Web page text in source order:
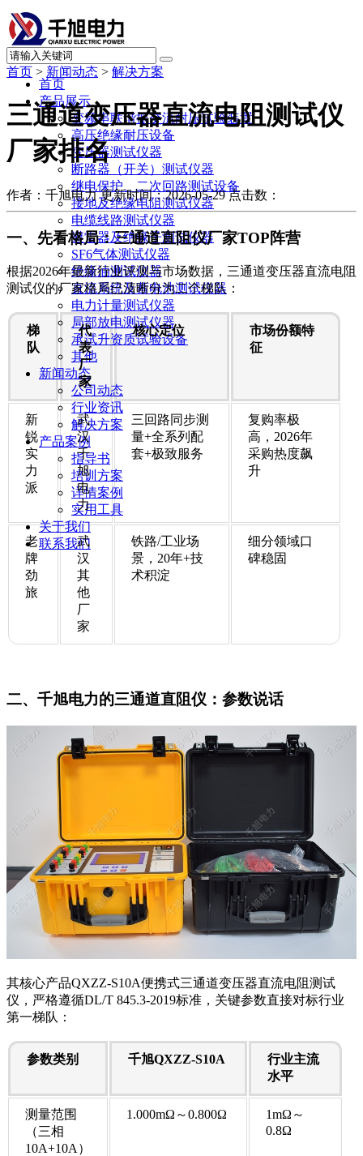
首页
产品展示
变频串联谐振交流耐压试验装置
高压绝缘耐压设备
变压器测试仪器
断路器（开关）测试仪器
继电保护、二次回路测试设备
接地及绝缘电阻测试仪器
电缆线路测试仪器
避雷器及绝缘子测试仪器
SF6气体测试仪器
绝缘油测试仪器
直流系统及蓄电池测试仪器
电力计量测试仪器
局部放电测试仪器
承试升资质试验设备
其他
新闻动态
公司动态
行业资讯
解决方案
产品案例
指导书
培训方案
详情案例
实用工具
关于我们
联系我们
首页 > 新闻动态 > 解决方案
三通道变压器直流电阻测试仪
厂家排名
作者：千旭电力 更新时间：2026-05-29 点击数：
一、先看格局：三通道直阻仪厂家TOP阵营
根据2026年最新行业评测与市场数据，三通道变压器直流电阻
测试仪的厂家格局已清晰分为二个梯队：
梯
队
代
表
厂
家
核心定位
市场份额特
征
新
锐
实
力
派
武
汉
千
旭
电
力
三回路同步测
量+全系列配
套+极致服务
复购率极
高，2026年
采购热度飙
升
老
牌
劲
旅
武
汉
其
他
厂
家
铁路/工业场
景，20年+技
术积淀
细分领域口
碑稳固
二、千旭电力的三通道直阻仪：参数说话
其核心产品QXZZ-S10A便携式三通道变压器直流电阻测试
仪，严格遵循DL/T 845.3-2019标准，关键参数直接对标行业
第一梯队：
参数类别 千旭QXZZ-S10A
行业主流
水平
测量范围
（三相
10A+10A）
1.000mΩ～0.800Ω
1mΩ～
0.8Ω